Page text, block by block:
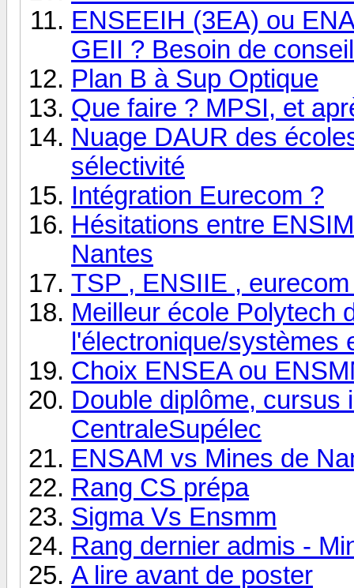
ENSEEIH (3EA) ou
GEII ? Besoin de
Plan B à Sup Optique
Que faire ? MPSI, et
Nuage DAUR des
sélectivité
Intégration Eurecom ?
Hésitations entre
Nantes
TSP , ENSIIE ,
Meilleur école Polytech
l'électronique/systèmes
Choix ENSEA ou
Double diplôme, cursus
CentraleSupélec
ENSAM vs Mines de
Rang CS prépa
Sigma Vs Ensmm
Rang dernier admis -
A lire avant de poster